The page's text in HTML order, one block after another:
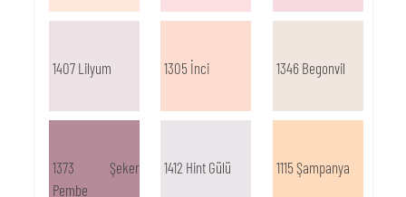
1407 Lilyum 1305 İnci 1346 Begonvil
1373 Şeker
Pembe
1412 Hint Gülü 1115 Şampanya